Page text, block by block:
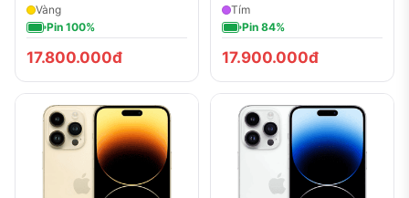
Vàng
Pin 100%
17.800.000đ
Tím
Pin 84%
17.900.000đ